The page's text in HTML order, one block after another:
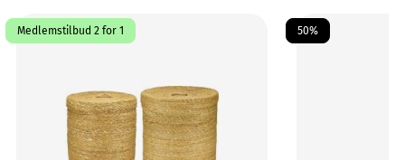
Medlemstilbud 2 for 1 50%